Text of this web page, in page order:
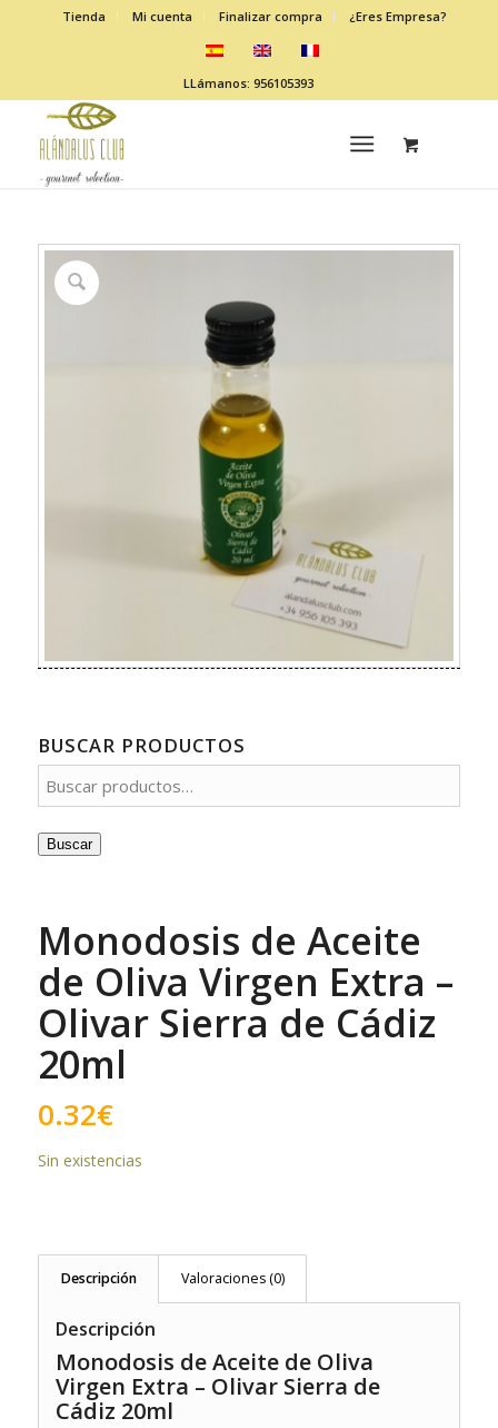
Tienda Mi cuenta Finalizar compra ¿Eres Empresa?
LLámanos: 956105393
BUSCAR PRODUCTOS
Buscar
Monodosis de Aceite
de Oliva Virgen Extra –
Olivar Sierra de Cádiz
20ml
0.32€
Sin existencias
Descripción Valoraciones (0)
Descripción
Monodosis de Aceite de Oliva
Virgen Extra – Olivar Sierra de
Cádiz 20ml